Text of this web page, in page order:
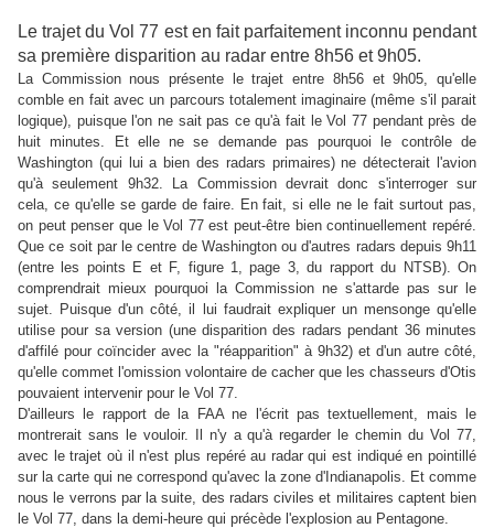
Le trajet du Vol 77 est en fait parfaitement inconnu pendant
sa première disparition au radar entre 8h56 et 9h05.
La Commission nous présente le trajet entre 8h56 et 9h05, qu'elle
comble en fait avec un parcours totalement imaginaire (même s'il parait
logique), puisque l'on ne sait pas ce qu'à fait le Vol 77 pendant près de
huit minutes. Et elle ne se demande pas pourquoi le contrôle de
Washington (qui lui a bien des radars primaires) ne détecterait l'avion
qu'à seulement 9h32. La Commission devrait donc s'interroger sur
cela, ce qu'elle se garde de faire. En fait, si elle ne le fait surtout pas,
on peut penser que le Vol 77 est peut-être bien continuellement repéré.
Que ce soit par le centre de Washington ou d'autres radars depuis 9h11
(entre les points E et F, figure 1, page 3, du rapport du NTSB). On
comprendrait mieux pourquoi la Commission ne s'attarde pas sur le
sujet. Puisque d'un côté, il lui faudrait expliquer un mensonge qu'elle
utilise pour sa version (une disparition des radars pendant 36 minutes
d'affilé pour coïncider avec la "réapparition" à 9h32) et d'un autre côté,
qu'elle commet l'omission volontaire de cacher que les chasseurs d'Otis
pouvaient intervenir pour le Vol 77.
D'ailleurs le rapport de la FAA ne l'écrit pas textuellement, mais le
montrerait sans le vouloir. Il n'y a qu'à regarder le chemin du Vol 77,
avec le trajet où il n'est plus repéré au radar qui est indiqué en pointillé
sur la carte qui ne correspond qu'avec la zone d'Indianapolis. Et comme
nous le verrons par la suite, des radars civiles et militaires captent bien
le Vol 77, dans la demi-heure qui précède l'explosion au Pentagone.